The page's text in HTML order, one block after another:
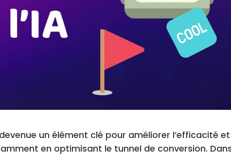
un élément clé pour améliorer l’efficacité
en optimisant le tunnel de conversion.